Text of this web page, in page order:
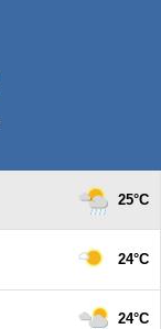
25°C
24°C
24°C